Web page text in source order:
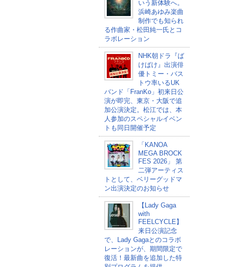
いう新体験へ。
浜崎あゆみ楽曲
制作でも知られ
る作曲家・松田純一氏とコ
ラボレーション
NHK朝ドラ『ば
けばけ』出演俳
優トミー・バス
トウ率いるUK
バンド「FranKo」初来日公
演が即完、東京・大阪で追
加公演決定。松江では、本
人参加のスペシャルイベン
トも同日開催予定
「KANOA
MEGA BROCK
FES 2026」 第
二弾アーティス
トとして、ベリーグッドマ
ン出演決定のお知らせ
【Lady Gaga
with
FEELCYCLE】
来日公演記念
で、Lady Gagaとのコラボ
レーションが、期間限定で
復活！最新曲を追加した特